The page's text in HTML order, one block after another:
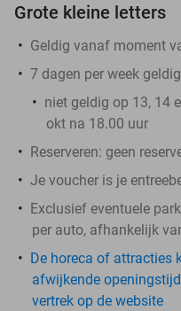
Grote kleine letters
Geldig vanaf moment
7 dagen per week geldig
niet geldig op 13, 14
okt na 18.00 uur
Reserveren: geen
Je voucher is je
Exclusief eventuele
per auto, afhankelijk
De horeca of attracties
afwijkende
vertrek op de website